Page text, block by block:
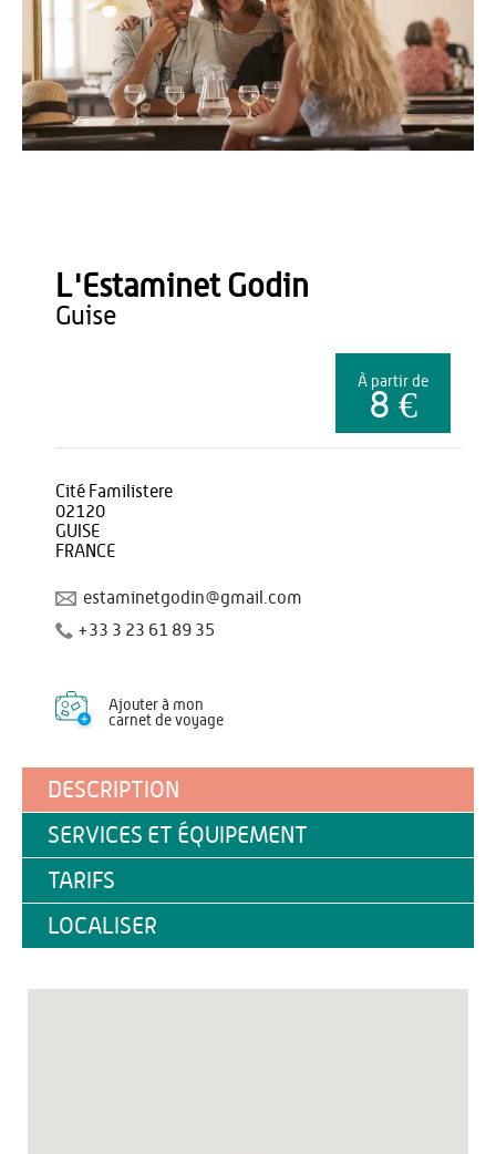
L'Estaminet Godin
guise
À partir de
8 €
Cité Familistere
02120
GUISE
FRANCE
estaminetgodin@gmail.com
+33 3 23 61 89 35
Ajouter à mon
carnet de voyage
DESCRIPTION
SERVICES ET ÉQUIPEMENT
TARIFS
LOCALISER